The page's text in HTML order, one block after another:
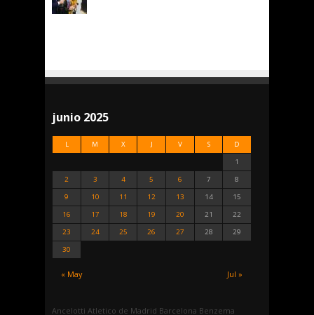
junio 2025
L M X J V S D
« May Jul »
1
2
3 4 5 6 7
8
9
10 11 12 13 14
15
16
17 18 19 20 21
22
23
24 25 26 27 28
29
30
Ancelotti Atletico de Madrid Barcelona Benzema